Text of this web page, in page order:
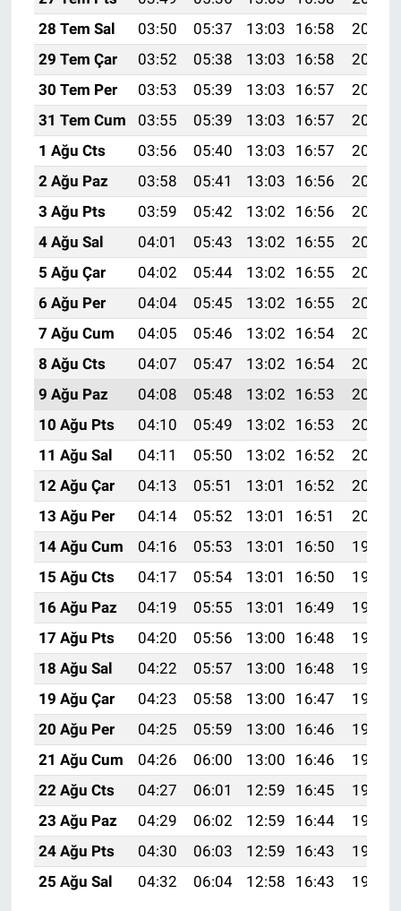
28 Tem Sal
03:50 05:37 13:03 16:58
20:19
29 Tem Çar
03:52 05:38 13:03 16:58
20:18
30 Tem Per
03:53 05:39 13:03 16:57
20:17
31 Tem Cum
03:55 05:39 13:03 16:57
20:16
1 Ağu Cts
03:56 05:40 13:03 16:57
20:15
2 Ağu Paz
03:58 05:41 13:03 16:56
20:14
3 Ağu Pts
03:59 05:42 13:02 16:56
20:13
4 Ağu Sal
04:01 05:43 13:02 16:55
20:12
5 Ağu Çar
04:02 05:44 13:02 16:55
20:10
6 Ağu Per
04:04 05:45 13:02 16:55
20:09
7 Ağu Cum
04:05 05:46 13:02 16:54
20:08
8 Ağu Cts
04:07 05:47 13:02 16:54
20:07
9 Ağu Paz
04:08 05:48 13:02 16:53
20:06
10 Ağu Pts
04:10 05:49 13:02 16:53
20:04
11 Ağu Sal
04:11 05:50 13:02 16:52
20:03
12 Ağu Çar
04:13 05:51 13:01 16:52
20:02
13 Ağu Per
04:14 05:52 13:01 16:51
20:00
14 Ağu Cum
04:16 05:53 13:01 16:50
19:59
15 Ağu Cts
04:17 05:54 13:01 16:50
19:58
16 Ağu Paz
04:19 05:55 13:01 16:49
19:56
17 Ağu Pts
04:20 05:56 13:00 16:48
19:55
18 Ağu Sal
04:22 05:57 13:00 16:48
19:53
19 Ağu Çar
04:23 05:58 13:00 16:47
19:52
20 Ağu Per
04:25 05:59 13:00 16:46
19:51
21 Ağu Cum
04:26 06:00 13:00 16:46
19:49
22 Ağu Cts
04:27 06:01 12:59 16:45
19:48
23 Ağu Paz
04:29 06:02 12:59 16:44
19:46
24 Ağu Pts
04:30 06:03 12:59 16:43
19:45
25 Ağu Sal
04:32 06:04 12:58 16:43 19:43